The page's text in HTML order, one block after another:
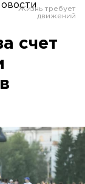
счет